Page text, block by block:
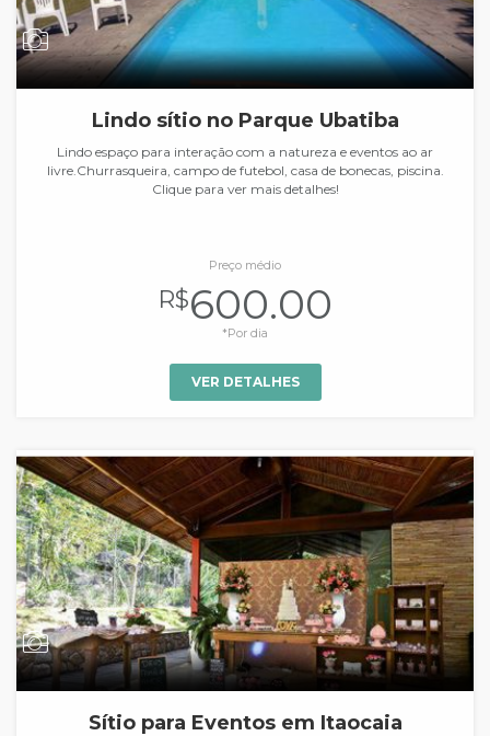
Lindo sítio no Parque Ubatiba
Lindo espaço para interação com a natureza e eventos ao ar
livre.Churrasqueira, campo de futebol, casa de bonecas, piscina.
Clique para ver mais detalhes!
Preço médio
R$600.00
*Por dia
VER DETALHES
Sítio para Eventos em Itaocaia